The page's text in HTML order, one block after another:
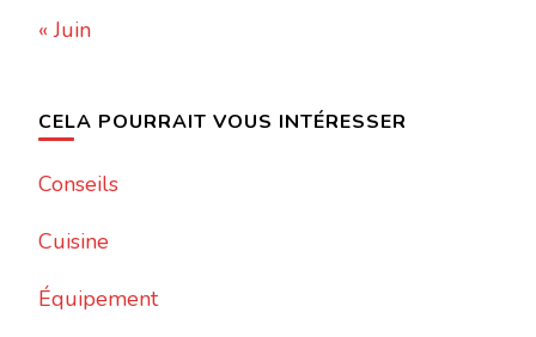
« Juin
CELA POURRAIT VOUS INTÉRESSER
Conseils
Cuisine
Équipement